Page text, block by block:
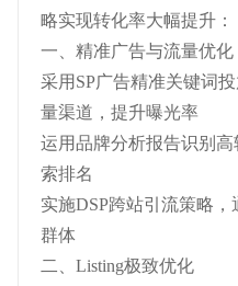
略实现转化率大幅提升：
一、精准广告与流量优化
采用SP广告精准关键词
量渠道，提升曝光率
运用品牌分析报告识别
索排名
实施DSP跨站引流策略
群体
二、Listing极致优化